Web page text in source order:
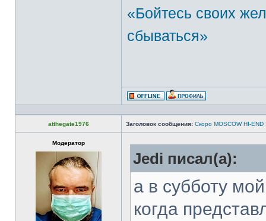
«Бойтесь своих
сбываться»
atthegate1976 Заголовок сообщения: Скоро MOSCOW HI-END
Модератор
Jedi писал(а):
а в субботу
когда